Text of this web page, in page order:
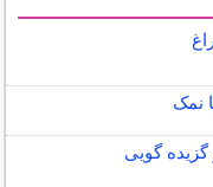
نمک
گویی